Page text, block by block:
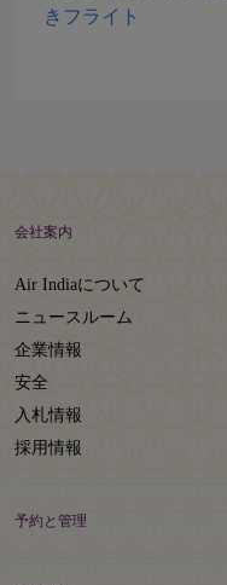
きフライト
会社案内
Air Indiaについて
ニュースルーム
企業情報
安全
入札情報
採用情報
予約と管理